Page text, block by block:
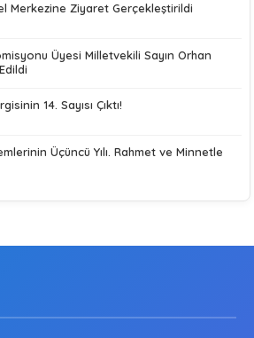
Merkezine Ziyaret Gerçekleştirildi
Üyesi Milletvekili Sayın Orhan
14. Sayısı Çıktı!
Üçüncü Yılı. Rahmet ve Minnetle